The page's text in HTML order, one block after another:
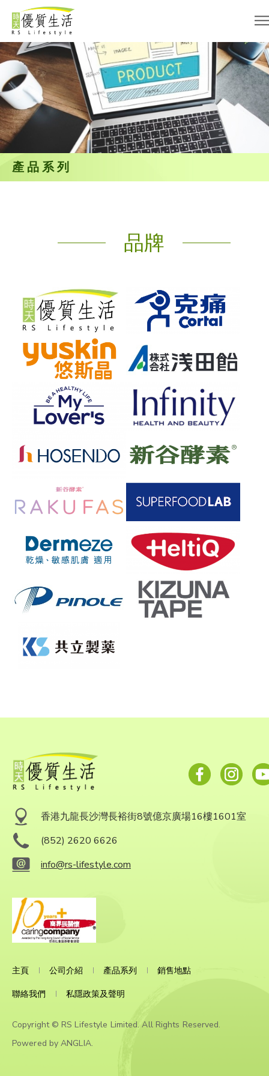
產品系列
品牌
香港九龍長沙灣長裕街8號億京廣場16樓1601室
(852) 2620 6626
info@rs-lifestyle.com
主頁 公司介紹 產品系列 銷售地點
聯絡我們 私隱政策及聲明
Copyright © RS Lifestyle Limited. All Rights Reserved.
Powered byANGLIA.